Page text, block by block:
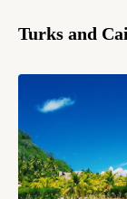
Turks and